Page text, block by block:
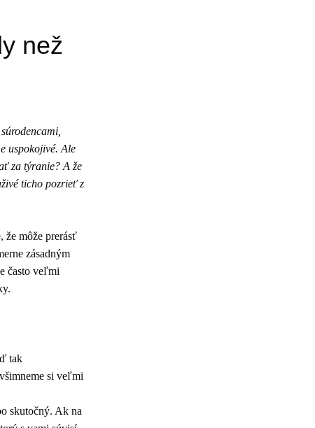
než
uspokojivé. Ale
za týranie? A že
ticho pozrieť z
že môže prerásť
zásadným
často veľmi
tak
si veľmi
skutočný. Ak na